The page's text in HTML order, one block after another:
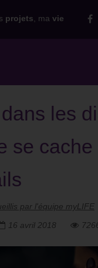
to
projets , ma vie
les
se cache
par l'équipe myLIFE
16 avril 2018